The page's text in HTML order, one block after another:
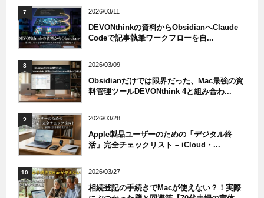
7 2026/03/11
DEVONthinkの資料からObsidianへClaude
Codeで記事執筆ワークフローを自...
8 2026/03/09
Obsidianだけでは限界だった、Mac最強の資
料管理ツールDEVONthink 4と組み合わ...
9 2026/03/28
Apple製品ユーザーのための「デジタル終
活」完全チェックリスト – iCloud・...
10 2026/03/27
相続登記の手続きでMacが使えない？！実際